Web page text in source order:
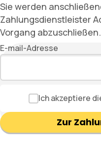
0800 300 99 55
Sie werden
Zahlungsdienstleister
Vorgang abzuschließen.
E-mail-Adresse
Ich akzeptiere
Zur